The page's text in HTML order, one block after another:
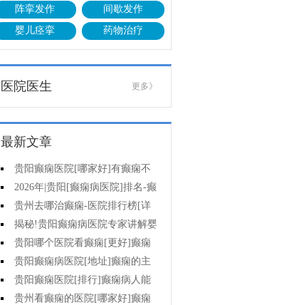
阵挛发作
间歇发作
婴儿痉挛
药物治疗
医院医生 更多》
最新文章
贵阳癫痫医院[哪家好]有癫痫不
能吃什么?
2026年|贵阳[癫痫病医院]排名-癫
痫病人检查对身体有影响吗?
贵州去哪治癫痫-医院排行榜[详
细排名]癫痫会导致病人精神失常
吗?
揭秘!贵阳癫痫病医院专家讲解婴
儿为什么会得癫痫呢
贵阳哪个医院看癫痫[更好]癫痫
发作有什么症状表现?
贵阳癫痫病医院[地址]癫痫的主
要症状是什么?
贵阳癫痫医院[排行]癫痫病人能
熬夜吗?
贵州看癫痫的医院[哪家好]癫痫